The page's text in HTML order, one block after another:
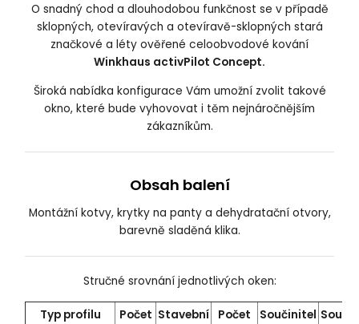
O snadný chod a dlouhodobou funkčnost se v případě
sklopných, otevíravých a otevíravě-sklopných stará
značkové a léty ověřené celoobvodové kování
Winkhaus activPilot Concept.
Široká nabídka konfigurace Vám umožní zvolit takové
okno, které bude vyhovovat i těm nejnáročnějším
zákazníkům.
Obsah balení
Montážní kotvy, krytky na panty a dehydratační otvory,
barevně sladěná klika.
Stručné srovnání jednotlivých oken:
Typ profilu
Počet Stavební
Počet
Součinitel